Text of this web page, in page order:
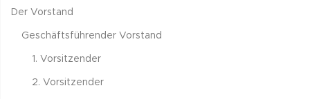
Der Vorstand
Geschäftsführender Vorstand
1. Vorsitzender
2. Vorsitzender